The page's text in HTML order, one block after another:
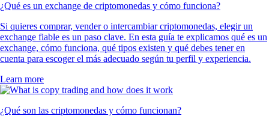
¿Qué es un exchange de criptomonedas y cómo funciona?
Si quieres comprar, vender o intercambiar criptomonedas, elegir un
exchange fiable es un paso clave. En esta guía te explicamos qué es un
exchange, cómo funciona, qué tipos existen y qué debes tener en
cuenta para escoger el más adecuado según tu perfil y experiencia.
Learn more
¿Qué son las criptomonedas y cómo funcionan?